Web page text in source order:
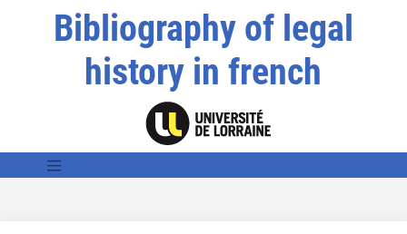
Bibliography of legal
history in french